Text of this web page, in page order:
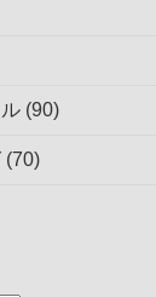
(90)
(70)